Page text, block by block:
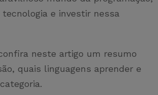
tecnologia e investir nessa
neste artigo um resumo
quais linguagens aprender e